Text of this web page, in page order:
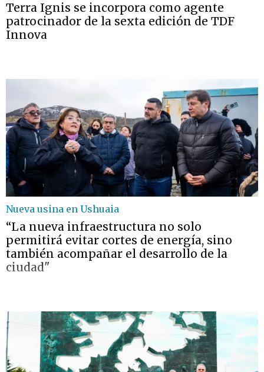
Terra Ignis se incorpora como agente
patrocinador de la sexta edición de TDF
Innova
Nueva usina en Ushuaia
“La nueva infraestructura no solo
permitirá evitar cortes de energía, sino
también acompañar el desarrollo de la
ciudad"